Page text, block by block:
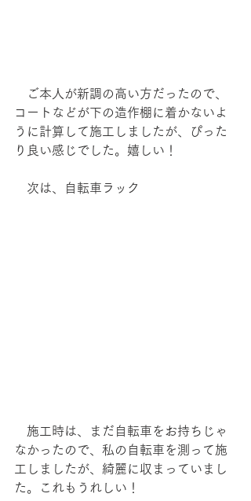
ご本人が新調の高い方だったので、
コートなどが下の造作棚に着かないよ
うに計算して施工しましたが、ぴった
り良い感じでした。嬉しい！
次は、自転車ラック
施工時は、まだ自転車をお持ちじゃ
なかったので、私の自転車を測って施
工しましたが、綺麗に収まっていまし
た。これもうれしい！